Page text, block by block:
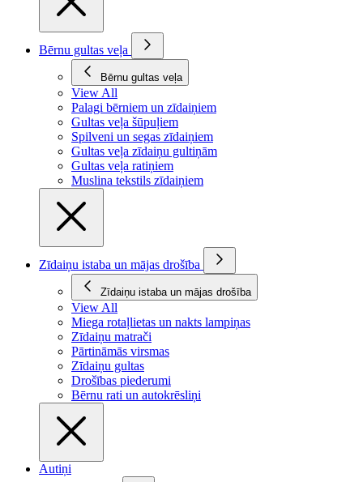
Bērnu gultas veļa
Bērnu gultas veļa
View All
Palagi bērniem un zīdaiņiem
Gultas veļa šūpuļiem
Spilveni un segas zīdaiņiem
Gultas veļa zīdaiņu gultiņām
Gultas veļa ratiņiem
Muslina tekstils zīdaiņiem
Zīdaiņu istaba un mājas drošība
Zīdaiņu istaba un mājas drošība
View All
Miega rotaļlietas un nakts lampiņas
Zīdaiņu matrači
Pārtināmās virsmas
Zīdaiņu gultas
Drošības piederumi
Bērnu rati un autokrēsliņi
Autiņi